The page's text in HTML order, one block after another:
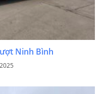
Ninh Bình